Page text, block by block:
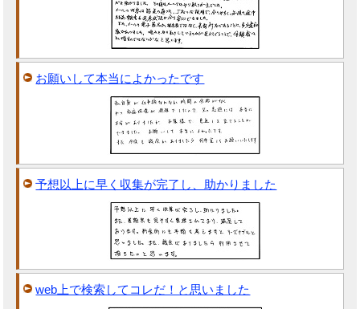
お願いして本当によかったです
予想以上に早く収集が完了し、助かりました
web上で検索してコレだ！と思いました